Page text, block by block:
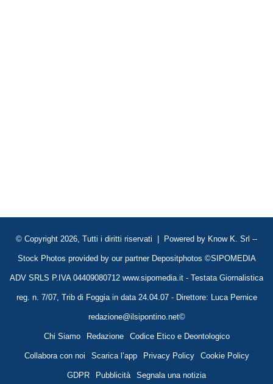
© Copyright 2026, Tutti i diritti riservati | Powered by Know K. Srl --
Stock Photos provided by our partner Depositphotos ©SIPOMEDIA
ADV SRLS P.IVA 04409080712 www.sipomedia.it - Testata Giornalistica
reg. n. 7/07, Trib di Foggia in data 24.04.07 - Direttore: Luca Pernice
redazione@ilsipontino.net©
Chi Siamo Redazione Codice Etico e Deontologico
Collabora con noi Scarica l’app Privacy Policy Cookie Policy
GDPR Pubblicità Segnala una notizia